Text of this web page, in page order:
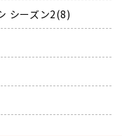
シーズン2(8)